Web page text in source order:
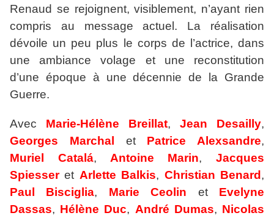
Renaud se rejoignent, visiblement, n’ayant rien
compris au message actuel. La réalisation
dévoile un peu plus le corps de l’actrice, dans
une ambiance volage et une reconstitution
d’une époque à une décennie de la Grande
Guerre.
Avec Marie-Hélène Breillat, Jean Desailly,
Georges Marchal
et Patrice Alexsandre,
Muriel
Catalá, Antoine Marin, Jacques
Spiesseret Arlette Balkis, Christian Benard ,
Paul Bisciglia, Marie Ceolin et Evelyne
Dassas, Hélène Duc, André Dumas, Nicolas